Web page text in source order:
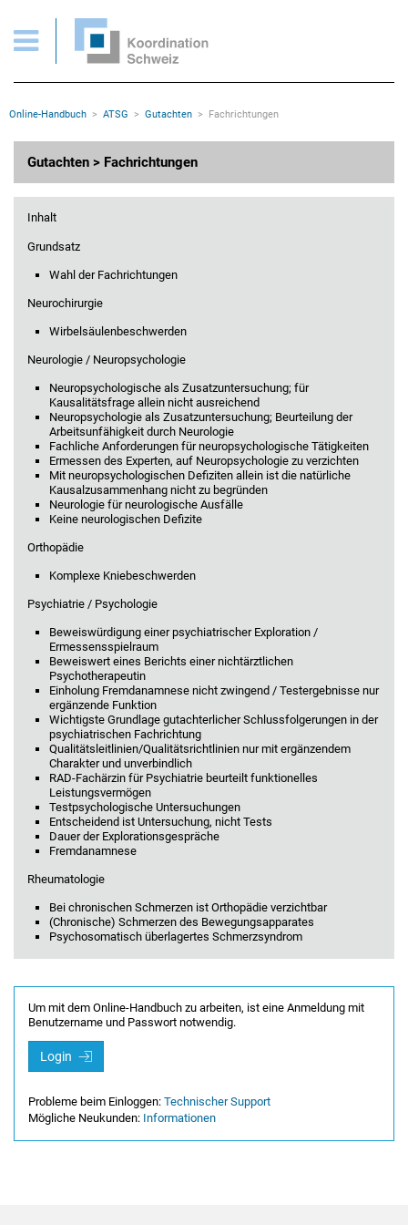
Wichtige Seiten
Home
Inhalt
Sitemap
Rootline Navigation
Online-Handbuch ATSG Gutachten Fachrichtungen
Gutachten > Fachrichtungen
Inhalt
Grundsatz
Wahl der Fachrichtungen
Neurochirurgie
Wirbelsäulenbeschwerden
Neurologie / Neuropsychologie
Neuropsychologische als Zusatzuntersuchung; für
Kausalitätsfrage allein nicht ausreichend
Neuropsychologie als Zusatzuntersuchung; Beurteilung der
Arbeitsunfähigkeit durch Neurologie
Fachliche Anforderungen für neuropsychologische Tätigkeiten
Ermessen des Experten, auf Neuropsychologie zu verzichten
Mit neuropsychologischen Defiziten allein ist die natürliche
Kausalzusammenhang nicht zu begründen
Neurologie für neurologische Ausfälle
Keine neurologischen Defizite
Orthopädie
Komplexe Kniebeschwerden
Psychiatrie / Psychologie
Beweiswürdigung einer psychiatrischer Exploration /
Ermessensspielraum
Beweiswert eines Berichts einer nichtärztlichen
Psychotherapeutin
Einholung Fremdanamnese nicht zwingend / Testergebnisse nur
ergänzende Funktion
Wichtigste Grundlage gutachterlicher Schlussfolgerungen in der
psychiatrischen Fachrichtung
Qualitätsleitlinien/Qualitätsrichtlinien nur mit ergänzendem
Charakter und unverbindlich
RAD-Fachärzin für Psychiatrie beurteilt funktionelles
Leistungsvermögen
Testpsychologische Untersuchungen
Entscheidend ist Untersuchung, nicht Tests
Dauer der Explorationsgespräche
Fremdanamnese
Rheumatologie
Bei chronischen Schmerzen ist Orthopädie verzichtbar
(Chronische) Schmerzen des Bewegungsapparates
Psychosomatisch überlagertes Schmerzsyndrom
Um mit dem Online-Handbuch zu arbeiten, ist eine Anmeldung mit
Benutzername und Passwort notwendig.
Login
Probleme beim Einloggen: Technischer Support
Mögliche Neukunden: Informationen